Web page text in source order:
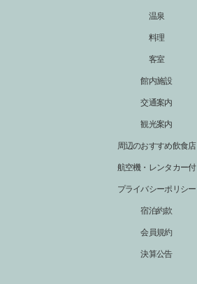
温泉
料理
客室
館内施設
交通案内
観光案内
周辺のおすすめ飲食店
航空機・レンタカー付
プライバシーポリシー
宿泊約款
会員規約
決算公告